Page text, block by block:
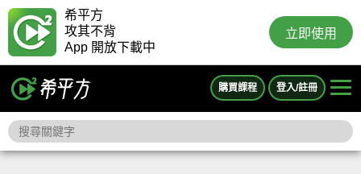
希平方
攻其不背
App 開放下載中
立即使用
購買課程 登入/註冊